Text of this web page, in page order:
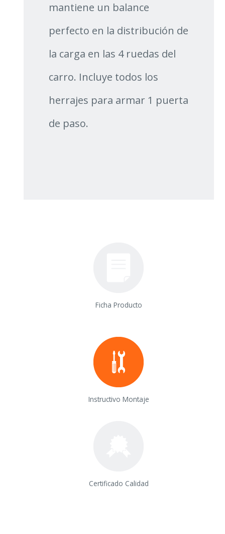
mantiene un balance
perfecto en la distribución de
la carga en las 4 ruedas del
carro. Incluye todos los
herrajes para armar 1 puerta
de paso.
Ficha Producto
Instructivo Montaje
Certificado Calidad